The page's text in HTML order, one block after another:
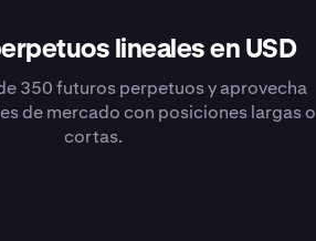
lineales en USD
350 futuros perpetuos y aprovecha
de mercado con posiciones largas o
cortas.